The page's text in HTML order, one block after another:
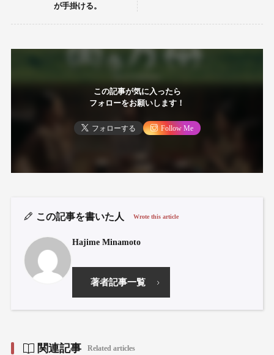
が手掛ける。
この記事が気に入ったら
フォローをお願いします！
フォローする Follow Me
この記事を書いた人 Wrote this article
Hajime Minamoto
著者記事一覧
関連記事 Related articles